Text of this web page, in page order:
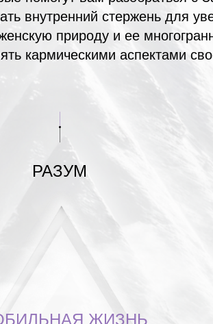
внутренний стержень для
природу и ее
кармическими аспектами
РАЗУМ
ЖИЗНЬ